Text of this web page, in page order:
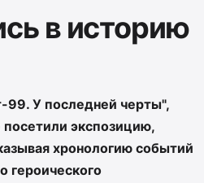
в историю
99. У последней черты",
экспозицию,
хронологию событий
героического